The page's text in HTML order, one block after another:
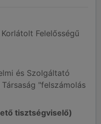
Korlátolt Felelősségű
és Szolgáltató
"felszámolás
tisztségviselő)